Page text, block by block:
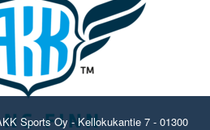
Sports Oy - Kellokukantie 7 - 01300